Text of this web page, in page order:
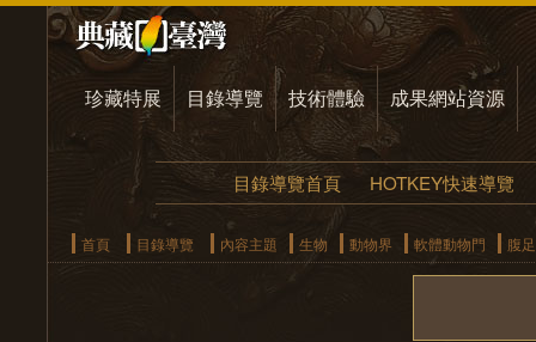
珍藏特展 目錄導覽 技術體驗 成果網站資源
目錄導覽首頁 HOTKEY快速導覽
首頁 目錄導覽 內容主題 生物 動物界 軟體動物門 腹